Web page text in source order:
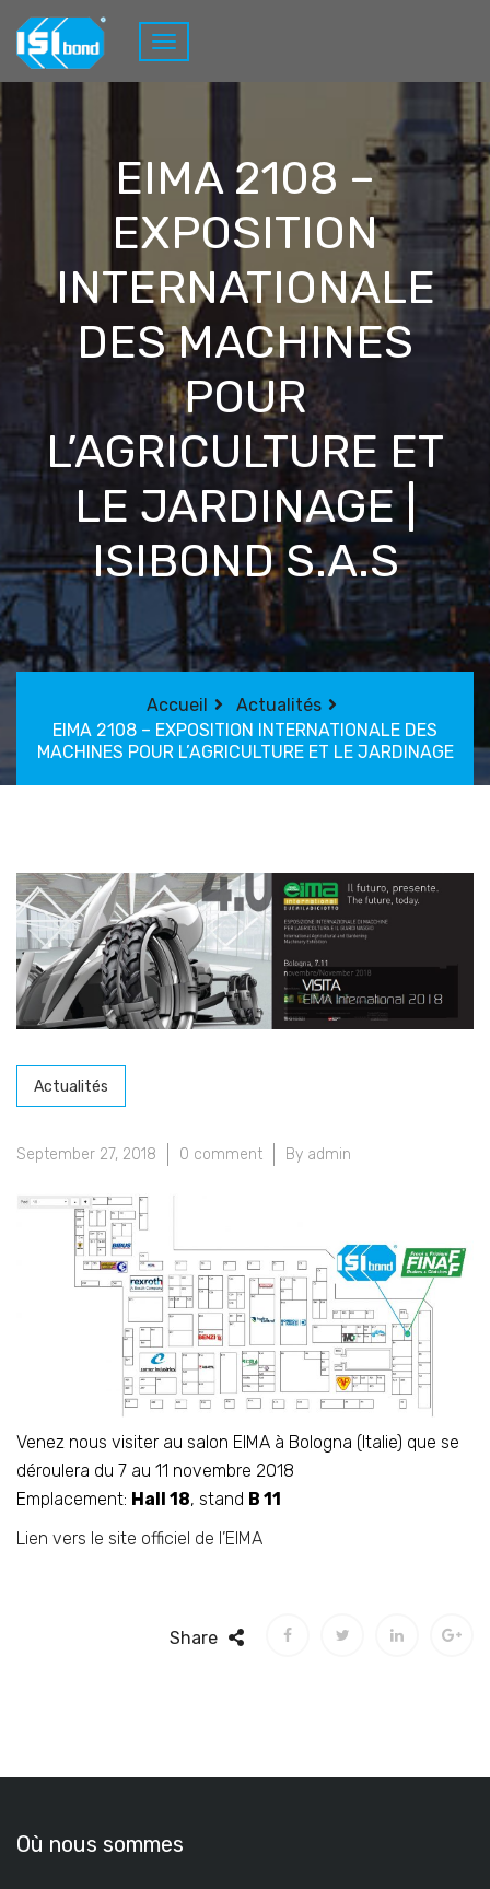
EIMA 2108 –
EXPOSITION
INTERNATIONALE
DES MACHINES
POUR
L’AGRICULTURE ET
LE JARDINAGE |
ISIBOND S.A.S
Accueil
Actualités
EIMA 2108 – EXPOSITION INTERNATIONALE DES
MACHINES POUR L’AGRICULTURE ET LE JARDINAGE
Actualités
September 27, 2018 0 comment By admin
Venez nous visiter au salon EIMA à Bologna (Italie) que se
déroulera du 7 au 11 novembre 2018
Emplacement: Hall 18, stand B 11
Lien vers le site officiel de l’EIMA
Share
Où nous sommes